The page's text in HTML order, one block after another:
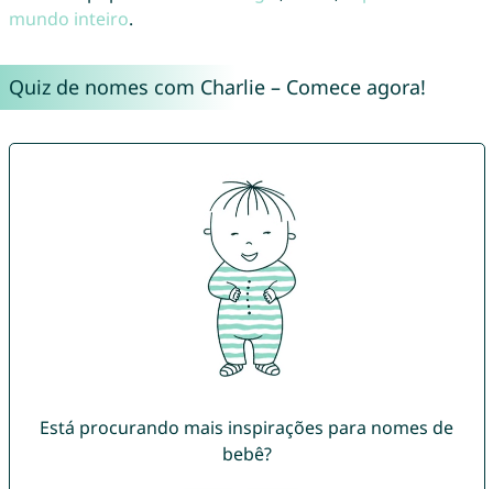
mundo inteiro.
Quiz de nomes com Charlie – Comece agora!
Está procurando mais inspirações para nomes de
bebê?